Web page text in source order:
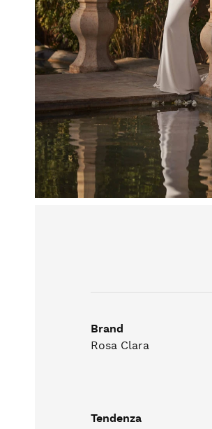
Brand
Rosa Clara
Tendenza